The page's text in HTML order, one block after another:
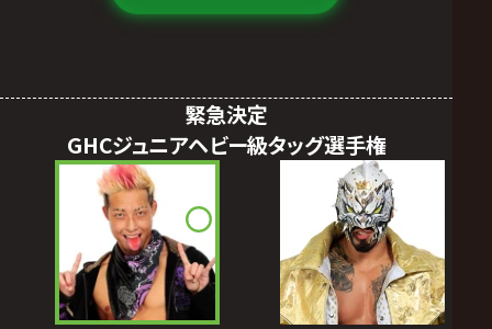
緊急決定
GHCジュニアヘビー級タッグ選手権